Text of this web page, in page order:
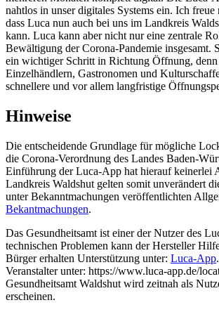
nahtlos in unser digitales Systems ein. Ich freue
dass Luca nun auch bei uns im Landkreis
kann. Luca kann aber nicht nur eine zentrale
Bewältigung der Corona-Pandemie insgesamt.
ein wichtiger Schritt in Richtung Öffnung, denn
Einzelhändlern, Gastronomen und
schnellere und vor allem langfristige
Hinweise
Die entscheidende Grundlage für mögliche
die Corona-Verordnung des Landes Baden-
Einführung der Luca-App hat hierauf keinerlei
Landkreis Waldshut gelten somit unverändert
unter Bekanntmachungen veröffentlichten
Bekantmachungen.
Das Gesundheitsamt ist einer der Nutzer des
technischen Problemen kann der Hersteller
Bürger erhalten Unterstützung unter: Luca-App
Veranstalter unter: https://www.luca-app.de/
Gesundheitsamt Waldshut wird zeitnah als
erscheinen.